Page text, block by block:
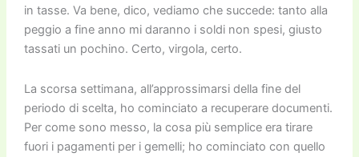
in tasse. Va bene, dico, vediamo che succede: tanto alla
peggio a fine anno mi daranno i soldi non spesi, giusto
tassati un pochino. Certo, virgola, certo.
La scorsa settimana, all’approssimarsi della fine del
periodo di scelta, ho cominciato a recuperare documenti.
Per come sono messo, la cosa più semplice era tirare
fuori i pagamenti per i gemelli; ho cominciato con quello